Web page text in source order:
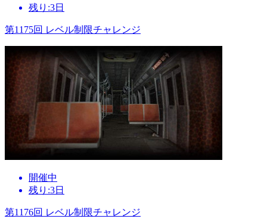
残り:3日
第1175回 レベル制限チャレンジ
開催中
残り:3日
第1176回 レベル制限チャレンジ